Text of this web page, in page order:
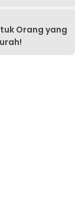
Orang yang